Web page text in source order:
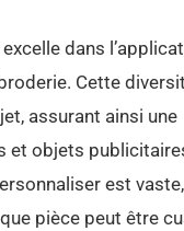
dans
Cette
assurant ainsi une
et objets
est
pièce peut être